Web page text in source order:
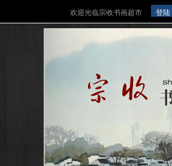
欢迎光临宗收书画超市 登陆